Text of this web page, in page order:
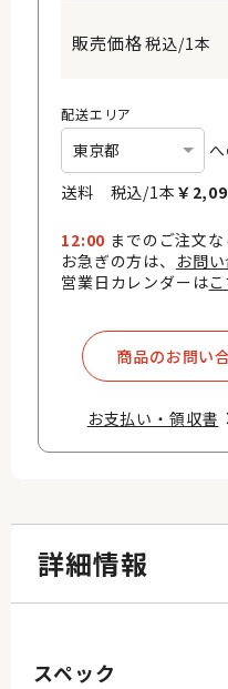
税込/1本
配送エリア
送料 税込/1本 ￥
12:00 までのご注文
お急ぎの方は、 お問
営業日カレンダーは
商品のお問い
お支払い・領収書​
詳細情報
スペック